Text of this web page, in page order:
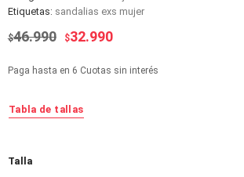
Etiquetas: sandalias exs mujer
$46.990 El
original
$32.990El
actual
Paga hasta en 6 Cuotas sin interés
Tabla de tallas
Talla
Alternative: